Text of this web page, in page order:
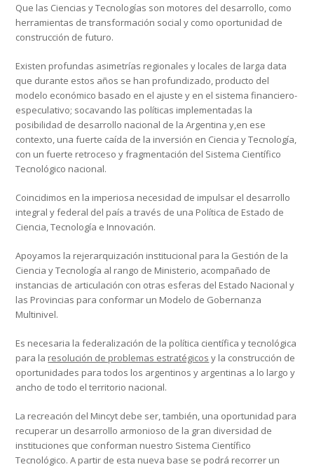
Que las Ciencias y Tecnologías son motores del desarrollo, como
herramientas de transformación social y como oportunidad de
construcción de futuro.
Existen profundas asimetrías regionales y locales de larga data
que durante estos años se han profundizado, producto del
modelo económico basado en el ajuste y en el sistema financiero-
especulativo; socavando las políticas implementadas la
posibilidad de desarrollo nacional de la Argentina y,en ese
contexto, una fuerte caída de la inversión en Ciencia y Tecnología,
con un fuerte retroceso y fragmentación del Sistema Científico
Tecnológico nacional.
Coincidimos en la imperiosa necesidad de impulsar el desarrollo
integral y federal del país a través de una Política de Estado de
Ciencia, Tecnología e Innovación.
Apoyamos la rejerarquización institucional para la Gestión de la
Ciencia y Tecnología al rango de Ministerio, acompañado de
instancias de articulación con otras esferas del Estado Nacional y
las Provincias para conformar un Modelo de Gobernanza
Multinivel.
Es necesaria la federalización de la política científica y tecnológica
para la resolución de problemas estratégicos y la construcción de
oportunidades para todos los argentinos y argentinas a lo largo y
ancho de todo el territorio nacional.
La recreación del Mincyt debe ser, también, una oportunidad para
recuperar un desarrollo armonioso de la gran diversidad de
instituciones que conforman nuestro Sistema Científico
Tecnológico. A partir de esta nueva base se podrá recorrer un